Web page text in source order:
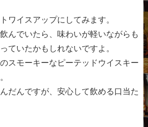
ワイスアップにしてみます。
んでいたら、味わいが軽いながらも
ていたかもしれないですよ。
スモーキーなピーテッドウイスキー
だんですが、安心して飲める口当た